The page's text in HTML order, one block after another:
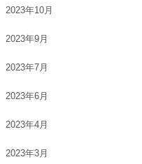
2023年10月
2023年9月
2023年7月
2023年6月
2023年4月
2023年3月